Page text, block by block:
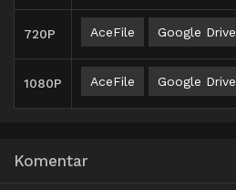
720P AceFile Google Drive
1080P AceFile Google Drive
Komentar